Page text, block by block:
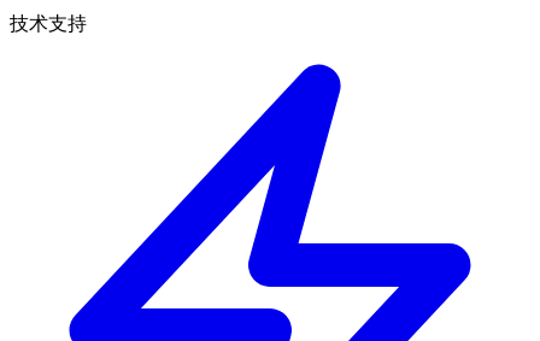
技术支持